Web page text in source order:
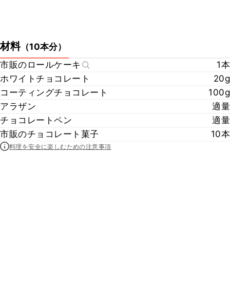
材料（10本分）
市販のロールケーキ
1本
ホワイトチョコレート
20g
コーティングチョコレート
100g
アラザン
適量
チョコレートペン
適量
市販のチョコレート菓子
10本
料理を安全に楽しむための注意事項